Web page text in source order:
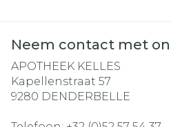
Neem contact met
APOTHEEK KELLES
Kapellenstraat 57
9280 DENDERBELLE